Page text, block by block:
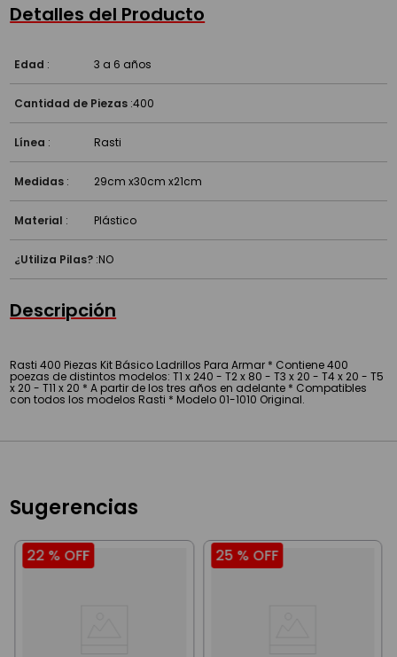
¿A partir de qué edad es?
Detalles del Producto
Edad : 3 a 6 años
Cantidad de Piezas :400
Línea : Rasti
Medidas : 29cm x30cm x21cm
Material : Plástico
¿Utiliza Pilas? :NO
Descripción
Rasti 400 Piezas Kit Básico Ladrillos Para Armar * Contiene 400
poezas de distintos modelos: T1 x 240 - T2 x 80 - T3 x 20 - T4 x 20 - T5
x 20 - T11 x 20 * A partir de los tres años en adelante * Compatibles
con todos los modelos Rasti * Modelo 01-1010 Original.
Sugerencias
22 % OFF 25 % OFF